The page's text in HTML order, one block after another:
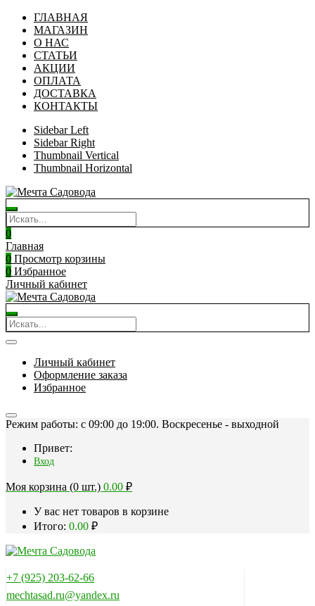
ГЛАВНАЯ
МАГАЗИН
О НАС
СТАТЬИ
АКЦИИ
ОПЛАТА
ДОСТАВКА
КОНТАКТЫ
Sidebar Left
Sidebar Right
Thumbnail Vertical
Thumbnail Horizontal
0
Главная
0 Просмотр корзины
0 Избранное
Личный кабинет
Личный кабинет
Оформление заказа
Избранное
Режим работы: c 09:00 до 19:00. Воскресенье - выходной
Привет:
Вход
Моя корзина (0 шт.) 0.00 ₽
У вас нет товаров в корзине
Итого: 0.00 ₽
+7 (925) 203-62-66
mechtasad.ru@yandex.ru